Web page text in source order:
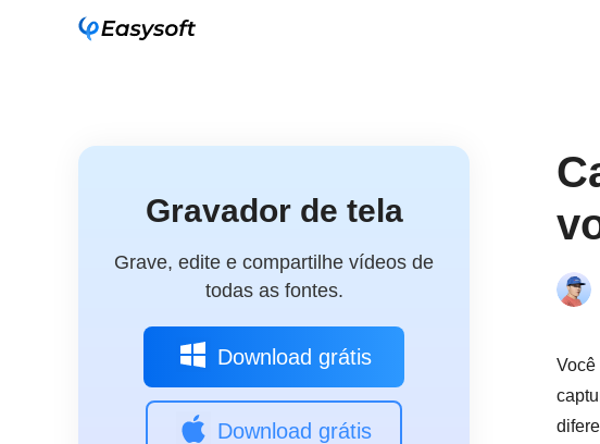
Gravador de tela
Grave, edite e compartilhe vídeos de
todas as fontes.
Download grátis
Download grátis
Você